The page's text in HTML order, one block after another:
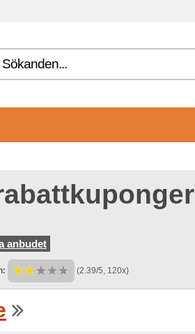
anbudet
(2.39/5, 120x)